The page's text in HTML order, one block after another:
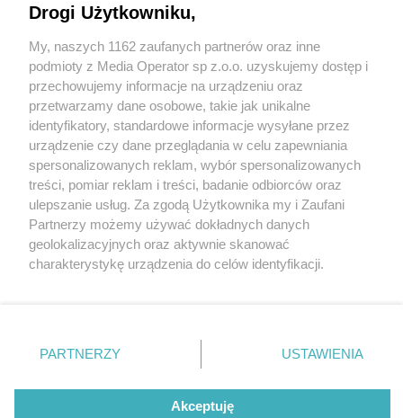
3 / 0
Wydawca mediów lokalnych
Nie zapomnij
zapoznać się z:
polityką prywatności
Twojemiasto
Piekary Śląskie
Chorzów
Tarnowskie Góry
Gliwice
Skontakuj sięz nami
Kontakt
Redakcja
Newsletter
Drogi Użytkowniku,
My, naszych 1162 zaufanych partnerów oraz inne
podmioty z Media Operator sp z.o.o. uzyskujemy dostęp i
przechowujemy informacje na urządzeniu oraz
przetwarzamy dane osobowe, takie jak unikalne
identyfikatory, standardowe informacje wysyłane przez
urządzenie czy dane przeglądania w celu zapewniania
spersonalizowanych reklam, wybór spersonalizowanych
treści, pomiar reklam i treści, badanie odbiorców oraz
ulepszanie usług. Za zgodą Użytkownika my i Zaufani
Partnerzy możemy używać dokładnych danych
geolokalizacyjnych oraz aktywnie skanować
charakterystykę urządzenia do celów identyfikacji.
zmienić/wycofać klikając przycisk ustawień prywatności
znajdujący się w lewym dolnym rogu strony
rodzaje przetwarzania danych nie wymagają zgody
użytkownika, ale masz prawo sprzeciwić się takiemu
PARTNERZY USTAWIENIA
Akceptuję